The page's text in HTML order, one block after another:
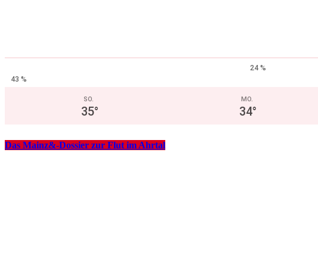
24 %
43 %
SO.
35°
MO.
34°
Das Mainz&-Dossier zur Flut im Ahrtal